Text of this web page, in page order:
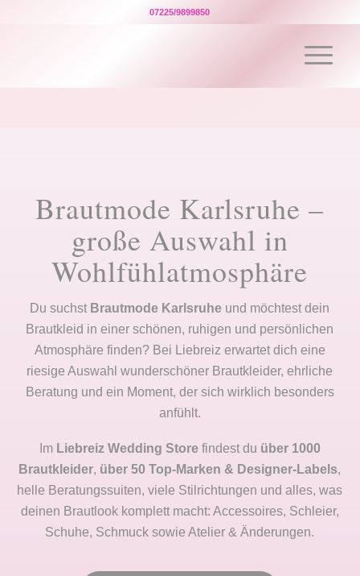
07225/9899850
Brautmode Karlsruhe –
große Auswahl in
Wohlfühlatmosphäre
Du suchst Brautmode Karlsruhe und möchtest dein
Brautkleid in einer schönen, ruhigen und persönlichen
Atmosphäre finden? Bei Liebreiz erwartet dich eine
riesige Auswahl wunderschöner Brautkleider, ehrliche
Beratung und ein Moment, der sich wirklich besonders
anfühlt.
Im Liebreiz Wedding Storefindest du über 1000
Brautkleider, über 50 Top-Marken & Designer-Labels,
helle Beratungssuiten, viele Stilrichtungen und alles, was
deinen Brautlook komplett macht: Accessoires, Schleier,
Schuhe, Schmuck sowie Atelier & Änderungen.